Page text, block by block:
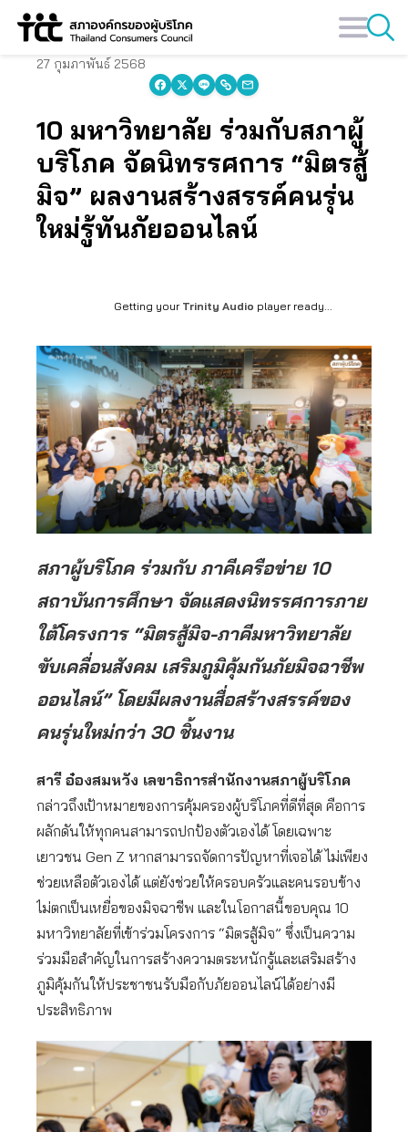
Skip
27 กุมภาพันธ์ 2568
10 มหาวิทยาลัย ร่วมกับสภาผู้
บริโภค จัดนิทรรศการ “มิตรสู้
มิจ” ผลงานสร้างสรรค์คนรุ่น
ใหม่รู้ทันภัยออนไลน์
Getting your Trinity Audio player ready...
สภาผู้บริโภค ร่วมกับ ภาคีเครือข่าย 10
สถาบันการศึกษา จัดแสดงนิทรรศการภาย
ใต้โครงการ “มิตรสู้มิจ-ภาคีมหาวิทยาลัย
ขับเคลื่อนสังคม เสริมภูมิคุ้มกันภัยมิจฉาชีพ
ออนไลน์” โดยมีผลงานสื่อสร้างสรรค์ของ
คนรุ่นใหม่กว่า 30 ชิ้นงาน
สารี อ๋องสมหวัง เลขาธิการสำนักงานสภาผู้บริโภค
กล่าวถึงเป้าหมายของการคุ้มครองผู้บริโภคที่ดีที่สุด คือการ
ผลักดันให้ทุกคนสามารถปกป้องตัวเองได้ โดยเฉพาะ
เยาวชน Gen Z หากสามารถจัดการปัญหาที่เจอได้ ไม่เพียง
ช่วยเหลือตัวเองได้ แต่ยังช่วยให้ครอบครัวและคนรอบข้าง
ไม่ตกเป็นเหยื่อของมิจฉาชีพ และในโอกาสนี้ขอบคุณ 10
มหาวิทยาลัยที่เข้าร่วมโครงการ “มิตรสู้มิจ” ซึ่งเป็นความ
ร่วมมือสำคัญในการสร้างความตระหนักรู้และเสริมสร้าง
ภูมิคุ้มกันให้ประชาชนรับมือกับภัยออนไลน์ได้อย่างมี
ประสิทธิภาพ